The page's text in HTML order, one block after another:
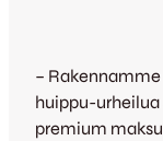
–
huippu-
premium